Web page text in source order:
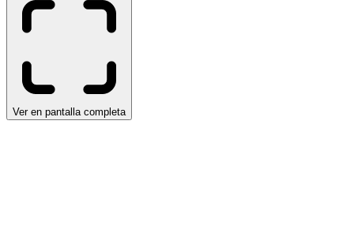
Ver en pantalla completa